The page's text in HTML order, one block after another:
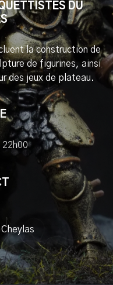
DU
la construction de
de figurines, ainsi
des jeux de plateau.